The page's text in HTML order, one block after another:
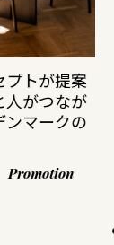
プトが提案
人がつなが
ンマークの
Promotion